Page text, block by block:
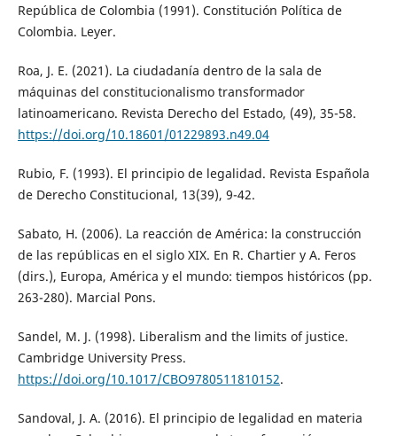
República de Colombia (1991). Constitución Política de
Colombia. Leyer.
Roa, J. E. (2021). La ciudadanía dentro de la sala de
máquinas del constitucionalismo transformador
latinoamericano. Revista Derecho del Estado, (49), 35-58.
https://doi.org/10.18601/01229893.n49.04
Rubio, F. (1993). El principio de legalidad. Revista Española
de Derecho Constitucional, 13(39), 9-42.
Sabato, H. (2006). La reacción de América: la construcción
de las repúblicas en el siglo XIX. En R. Chartier y A. Feros
(dirs.), Europa, América y el mundo: tiempos históricos (pp.
263-280). Marcial Pons.
Sandel, M. J. (1998). Liberalism and the limits of justice.
Cambridge University Press.
https://doi.org/10.1017/CBO9780511810152.
Sandoval, J. A. (2016). El principio de legalidad en materia